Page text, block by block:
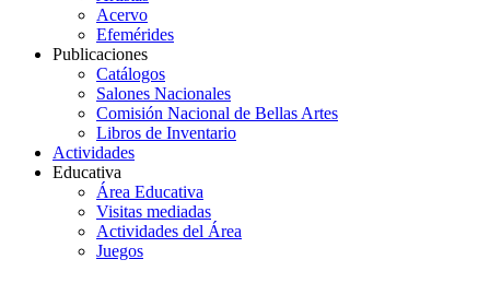
Acervo
Efemérides
Publicaciones
Catálogos
Salones Nacionales
Comisión Nacional de Bellas Artes
Libros de Inventario
Actividades
Educativa
Área Educativa
Visitas mediadas
Actividades del Área
Juegos